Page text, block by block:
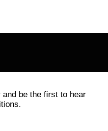
window
in a new window
be the first to hear